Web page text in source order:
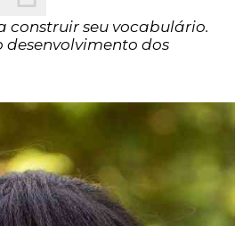
construir seu vocabulário.
desenvolvimento dos